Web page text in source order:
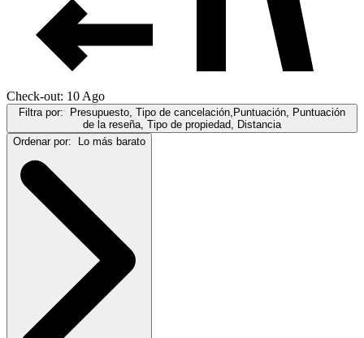
Check-out: 10 Ago
Filtra por: Presupuesto, Tipo de cancelación,Puntuación, Puntuación
de la reseña, Tipo de propiedad, Distancia
Ordenar por: Lo más barato